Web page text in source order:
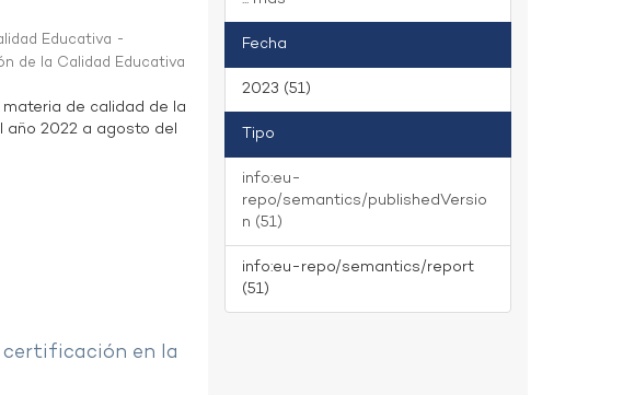
Educativa -
de la Calidad Educativa
de calidad de la
2022 a agosto del
certificación en la
Fecha
2023 (51)
Tipo
info:eu-
repo/semantics/publishedVersio
n (51)
info:eu-repo/semantics/report
(51)